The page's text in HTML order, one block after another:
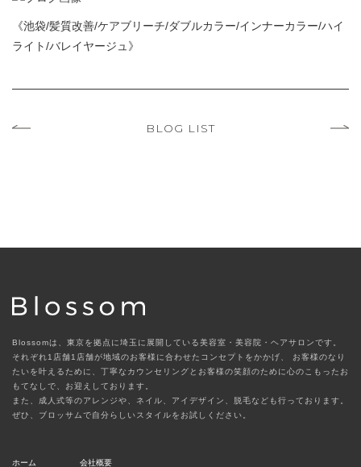
《池袋/髪質改善/ケアブリーチ/ダブルカラー/インナーカラー/ハイ
ライト/バレイヤージュ》
BLOG LIST
Blossomは、東京を拠点に埼玉に展開している美容室・美容院・ヘアサロンです。
それぞれ1店舗1店舗が地域のお客様に合わせたコンセプトをかかげ、
お客様のなり
たいを叶えるために、丁寧なカウンセリングとお客様の笑顔のために心のこもったお
もてなしで、お迎えしております。
また、成人式等のアレンジや、ネイル、アイデザイン、脱毛なども行っております。
ぜひ、ブロッサムで自分らしいスタイルをお試しください。
ホーム 会社概要